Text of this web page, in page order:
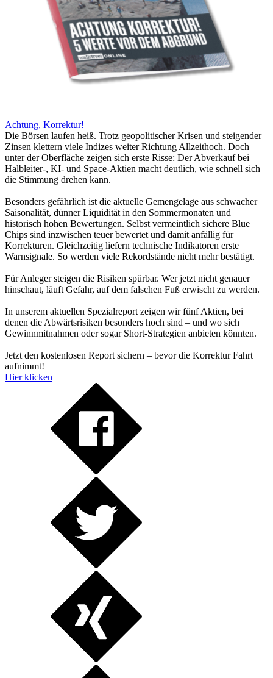
Achtung, Korrektur!
Die Börsen laufen heiß. Trotz geopolitischer Krisen und steigender
Zinsen klettern viele Indizes weiter Richtung Allzeithoch. Doch
unter der Oberfläche zeigen sich erste Risse: Der Abverkauf bei
Halbleiter-, KI- und Space-Aktien macht deutlich, wie schnell sich
die Stimmung drehen kann.
Besonders gefährlich ist die aktuelle Gemengelage aus schwacher
Saisonalität, dünner Liquidität in den Sommermonaten und
historisch hohen Bewertungen. Selbst vermeintlich sichere Blue
Chips sind inzwischen teuer bewertet und damit anfällig für
Korrekturen. Gleichzeitig liefern technische Indikatoren erste
Warnsignale. So werden viele Rekordstände nicht mehr bestätigt.
Für Anleger steigen die Risiken spürbar. Wer jetzt nicht genauer
hinschaut, läuft Gefahr, auf dem falschen Fuß erwischt zu werden.
In unserem aktuellen Spezialreport zeigen wir fünf Aktien, bei
denen die Abwärtsrisiken besonders hoch sind – und wo sich
Gewinnmitnahmen oder sogar Short-Strategien anbieten könnten.
Jetzt den kostenlosen Report sichern – bevor die Korrektur Fahrt
aufnimmt!
Hier klicken